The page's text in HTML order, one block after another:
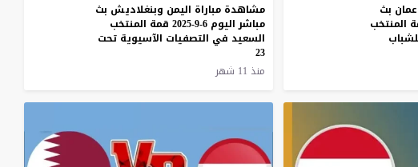
بث
المنتخب
مشاهدة مباراة اليمن وبنغلاديش بث
مباشر اليوم 6-9-2025 قمة المنتخب
السعيد في التصفيات الآسيوية تحت
23
منذ 11 شهر